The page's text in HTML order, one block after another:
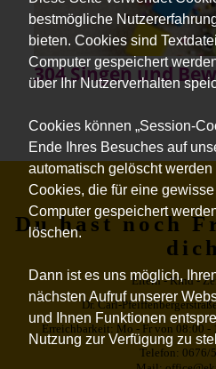
bestmögliche
bieten. Cookies sind
Computer gespeichert
über Ihr Nutzerverhalten
Cookies können „Session-
Ende Ihres Besuches auf
automatisch gelöscht
Cookies, die für eine
Computer gespeichert
löschen.
Dann ist es uns möglich,
nächsten Aufruf unserer
und Ihnen Funktionen
Nutzung zur Verfügung zu
304 Singen und
Du hast noch
Eltern - Kind -
Dr. Carl-
Erreichbarkeit: Mo - Fr von 08:00
Telefon: 0676/